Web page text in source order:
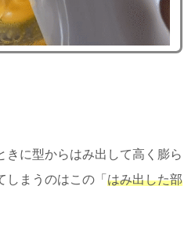
きに型からはみ出して高く膨ら
まうのはこの「 はみ出した部